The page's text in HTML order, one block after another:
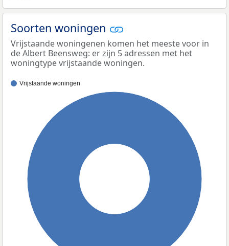
Soorten woningen
Vrijstaande woningenen komen het meeste voor in
de Albert Beensweg: er zijn 5 adressen met het
woningtype vrijstaande woningen.
Vrijstaande woningen